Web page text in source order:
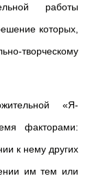
работы
которых,
творческому
«Я-
факторами:
к нему других
им тем или